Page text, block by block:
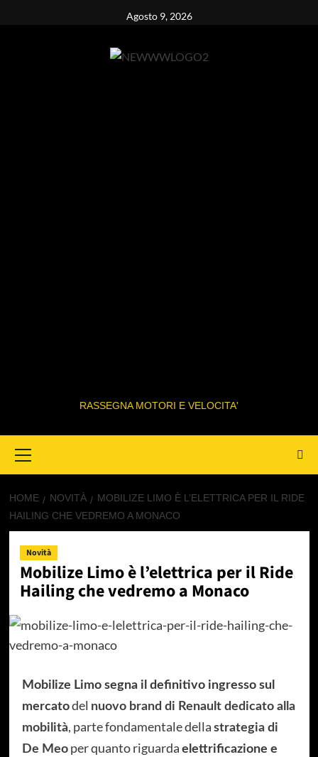
Agosto 9, 2026
RASSEGNA MOTORI E VELOCITA'
Menu
HOME NOVITÀ
MOBILIZE LIMO È L’ELETTRICA PER IL RIDE
HAILING CHE VEDREMO A MONACO
Novità
Mobilize Limo è l’elettrica per il Ride
Hailing che vedremo a Monaco
Mobilize Limo segna il definitivo ingresso sul
mercatodel nuovo brand di Renault dedicato alla
mobilità, parte fondamentale della strategia di
De Meoper quanto riguarda elettrificazione e